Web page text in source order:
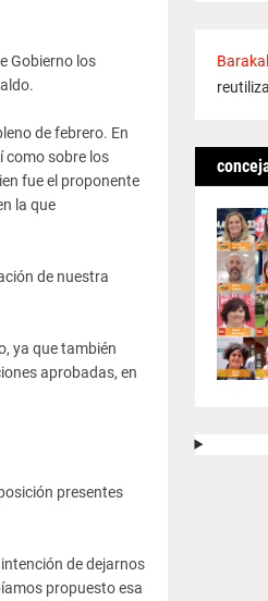
Gobierno los
de febrero. En
como sobre los
fue el proponente
la que
de nuestra
ya que también
aprobadas, en
presentes
de dejarnos
propuesto esa